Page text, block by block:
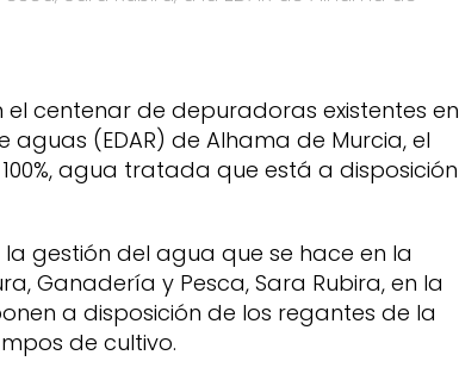
centenar de depuradoras existentes en
(EDAR) de Alhama de Murcia, el
agua tratada que está a disposición
la gestión del agua que se hace en la
Ganadería y Pesca, Sara Rubira, en la
a disposición de los regantes de la
de cultivo.